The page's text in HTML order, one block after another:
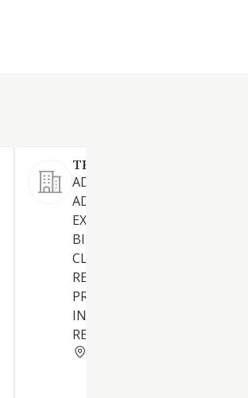
TECNIDIB HUELVA SL
ADQUISICION, TENENCIA,
ADMINISTRACION,
EXPLOTACION Y
BIENES INMUEBLES DE
CLASES. LOS SERVICIOS
RELACIONADOS CON LA
PROPIEDAD INMOBILIARIA
INDUSTRIAL Y CUANTO
RELACIONADO DIRECTA O IN